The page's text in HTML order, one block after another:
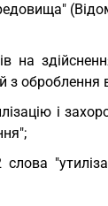
на
з оброблення
і